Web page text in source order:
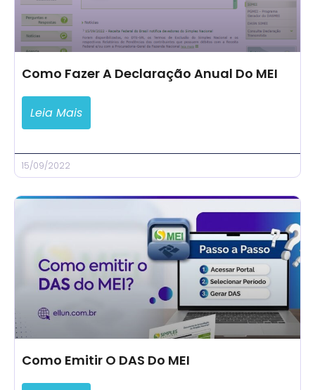
Como Fazer A Declaração Anual Do MEI
Leia Mais
15/09/2022
Como Emitir O DAS Do MEI